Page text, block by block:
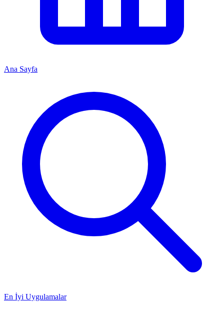
Ana Sayfa
En İyi Uygulamalar